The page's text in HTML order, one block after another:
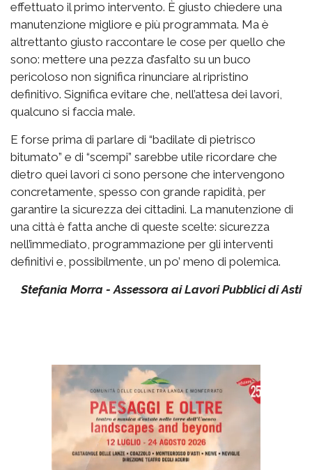
effettuato il primo intervento. È giusto chiedere una
manutenzione migliore e più programmata. Ma è
altrettanto giusto raccontare le cose per quello che
sono: mettere una pezza d’asfalto su un buco
pericoloso non significa rinunciare al ripristino
definitivo. Significa evitare che, nell’attesa dei lavori,
qualcuno si faccia male.
E forse prima di parlare di “badilate di pietrisco
bitumato” e di “scempi” sarebbe utile ricordare che
dietro quei lavori ci sono persone che intervengono
concretamente, spesso con grande rapidità, per
garantire la sicurezza dei cittadini. La manutenzione di
una città è fatta anche di queste scelte: sicurezza
nell’immediato, programmazione per gli interventi
definitivi e, possibilmente, un po’ meno di polemica.
Stefania Morra - Assessora ai Lavori Pubblici di Asti